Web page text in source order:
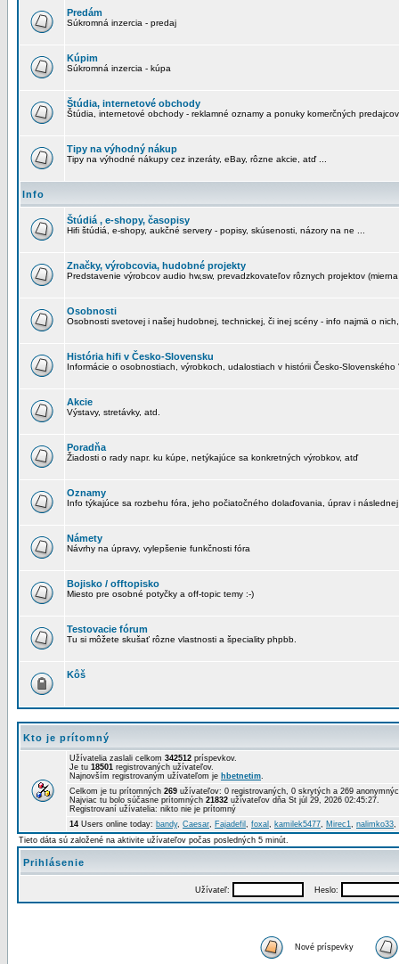
Predám
Súkromná inzercia - predaj
Kúpim
Súkromná inzercia - kúpa
Štúdia, internetové obchody
Štúdia, internetové obchody - reklamné oznamy a ponuky komerčných predajcov
Tipy na výhodný nákup
Tipy na výhodné nákupy cez inzeráty, eBay, rôzne akcie, atď ...
Info
Štúdiá , e-shopy, časopisy
Hifi štúdiá, e-shopy, aukčné servery - popisy, skúsenosti, názory na ne ...
Značky, výrobcovia, hudobné projekty
Predstavenie výrobcov audio hw,sw, prevadzkovateľov rôznych projektov
Osobnosti
Osobnosti svetovej i našej hudobnej, technickej, či inej scény - info najmä o
História hifi v Česko-Slovensku
Informácie o osobnostiach, výrobkoch, udalostiach v histórii Česko-Slovenského
Akcie
Výstavy, stretávky, atd.
Poradňa
Žiadosti o rady napr. ku kúpe, netýkajúce sa konkretných výrobkov, atď
Oznamy
Info týkajúce sa rozbehu fóra, jeho počiatočného dolaďovania, úprav i
Námety
Návrhy na úpravy, vylepšenie funkčnosti fóra
Bojisko / offtopisko
Miesto pre osobné potyčky a off-topic temy :-)
Testovacie fórum
Tu si môžete skušať rôzne vlastnosti a špeciality phpbb.
Kôš
Kto je prítomný
Užívatelia zaslali celkom 342512 príspevkov.
Je tu 18501 registrovaných užívateľov.
Najnovším registrovaným užívateľom je hbetnetim.
Celkom je tu prítomných 269 užívateľov: 0 registrovaných, 0 skrytých a 269
Najviac tu bolo súčasne prítomných 21832 užívateľov dňa St júl 29, 2026 02:45:27.
Registrovaní užívatelia: nikto nie je prítomný
14 Users online today: bandy, Caesar, Fajadefil , foxal , kamilek5477, Mirec1, nalimko33,
Tieto dáta sú založené na aktivite užívateľov počas posledných 5 minút.
Prihlásenie
Užívateľ: Heslo:
Nové príspevky